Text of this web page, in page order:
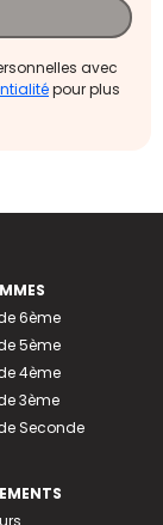
avec
pour plus
6ème
5ème
4ème
3ème
Seconde